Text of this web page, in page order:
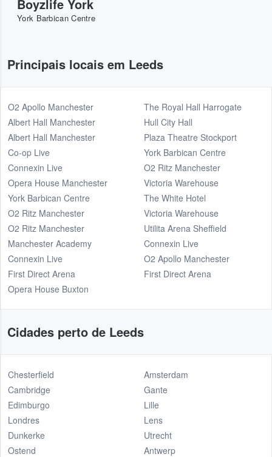
Boyzlife York
York Barbican Centre
Principais locais em Leeds
O2 Apollo Manchester
Albert Hall Manchester
Albert Hall Manchester
Co-op Live
Connexin Live
Opera House Manchester
York Barbican Centre
O2 Ritz Manchester
O2 Ritz Manchester
Manchester Academy
Connexin Live
First Direct Arena
Opera House Buxton
The Royal Hall Harrogate
Hull City Hall
Plaza Theatre Stockport
York Barbican Centre
O2 Ritz Manchester
Victoria Warehouse
The White Hotel
Victoria Warehouse
Utilita Arena Sheffield
Connexin Live
O2 Apollo Manchester
First Direct Arena
Cidades perto de Leeds
Chesterfield
Cambridge
Edimburgo
Londres
Dunkerke
Ostend
Amsterdam
Gante
Lille
Lens
Utrecht
Antwerp